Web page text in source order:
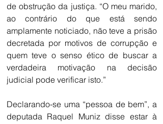
de obstrução da justiça. “O meu marido,
ao contrário do que está sendo
amplamente noticiado, não teve a prisão
decretada por motivos de corrupção e
quem teve o senso ético de buscar a
verdadeira motivação na decisão
judicial pode verificar isto.”
Declarando-se uma “pessoa de bem”, a
deputada Raquel Muniz disse estar à